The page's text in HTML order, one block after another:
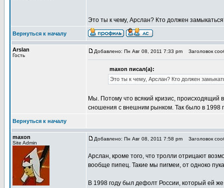
Это ты к чему, Арслан? Кто должен
Вернуться к началу
Arslan
Гость
Добавлено: Пн Авг 08, 2011 7:33 pm Заголовок
maxon писал(а):
Это ты к чему, Арслан? Кто должен
Мы. Потому что всякий кризис, происходящий
сношения с внешним рынком. Так было в 1998
Вернуться к началу
maxon
Site Admin
Добавлено: Пн Авг 08, 2011 7:58 pm Заголовок
Арслан, кроме того, что тролли отрицают
вообще пипец. Такие мы пигмеи, от одноко
В 1998 году был дефолт России, который ей